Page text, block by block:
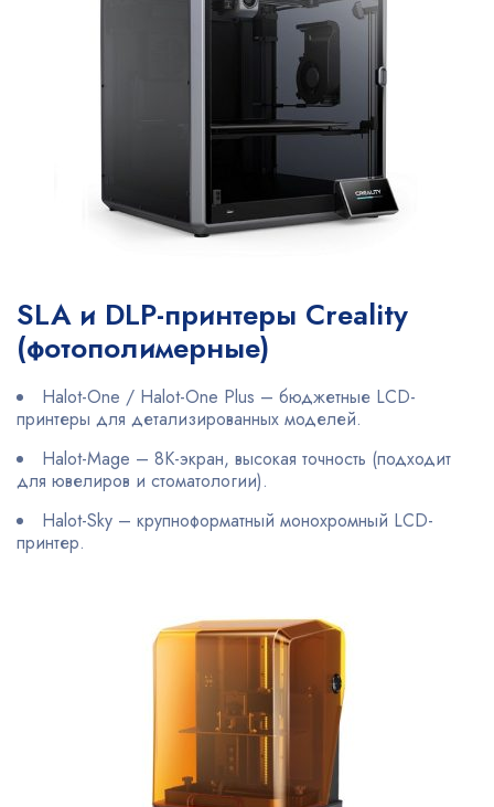
SLA и DLP-принтеры Creality
(фотополимерные)
Halot-One / Halot-One Plus – бюджетные LCD-
принтеры для детализированных моделей.
Halot-Mage – 8K-экран, высокая точность (подходит
для ювелиров и стоматологии).
Halot-Sky – крупноформатный монохромный LCD-
принтер.